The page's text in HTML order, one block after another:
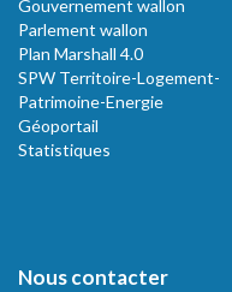
Gouvernement wallon
Parlement wallon
Plan Marshall 4.0
SPW Territoire-Logement-
Patrimoine-Energie
Géoportail
Statistiques
Nous contacter